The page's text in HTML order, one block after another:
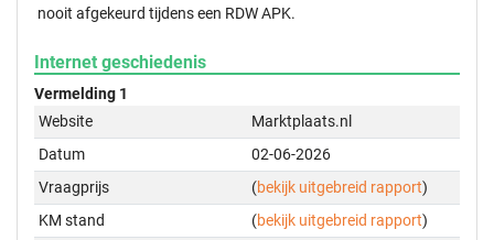
nooit afgekeurd tijdens een RDW APK.
Internet geschiedenis
Vermelding 1
Website
Marktplaats.nl
Datum
02-06-2026
Vraagprijs
(bekijk uitgebreid rapport)
KM stand
(bekijk uitgebreid rapport)